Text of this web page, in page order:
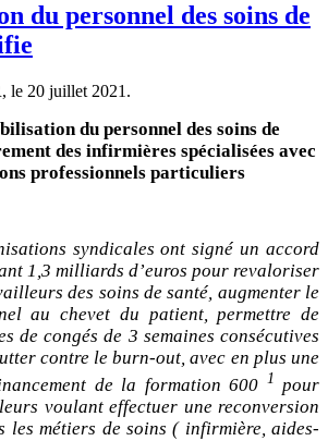
du personnel des soins de
le 20 juillet 2021 .
du personnel des soins de
des infirmières spécialisées avec
professionnels particuliers
syndicales ont signé un accord
1,3 milliards d’euros pour revaloriser
des soins de santé, augmenter le
au chevet du patient, permettre de
de congés de 3 semaines consécutives
contre le burn-out, avec en plus une
de la formation 600 1 pour
voulant effectuer une reconversion
les métiers de soins ( infirmière, aides-